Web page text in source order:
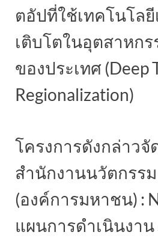
ตอัปที่ใช้เทคโนโลยี
เติบโตในอุตสาหกร
ของประเทศ (Deep
Regionalization)
โครงการดังกล่าวจั
สำนักงานนวัตกรร
(องค์การมหาชน) :
แผนการดำเนินงาน